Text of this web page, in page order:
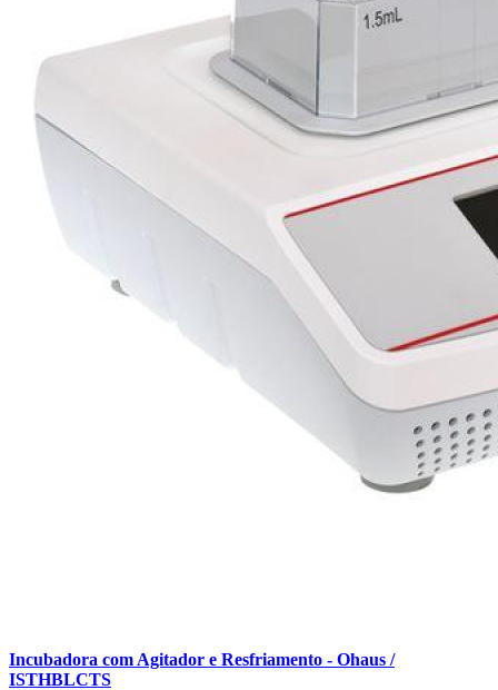
Incubadora com Agitador e Resfriamento - Ohaus /
ISTHBLCTS